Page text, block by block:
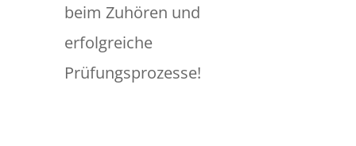
beim Zuhören und
erfolgreiche
Prüfungsprozesse!